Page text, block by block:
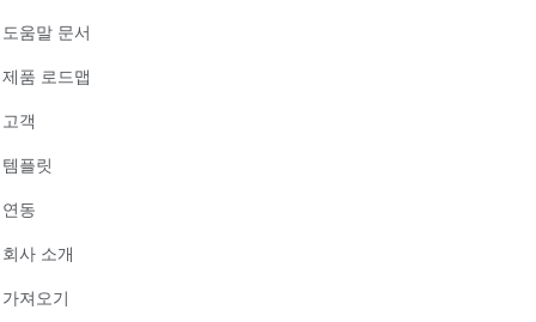
도움말 문서
제품 로드맵
고객
템플릿
연동
회사 소개
가져오기